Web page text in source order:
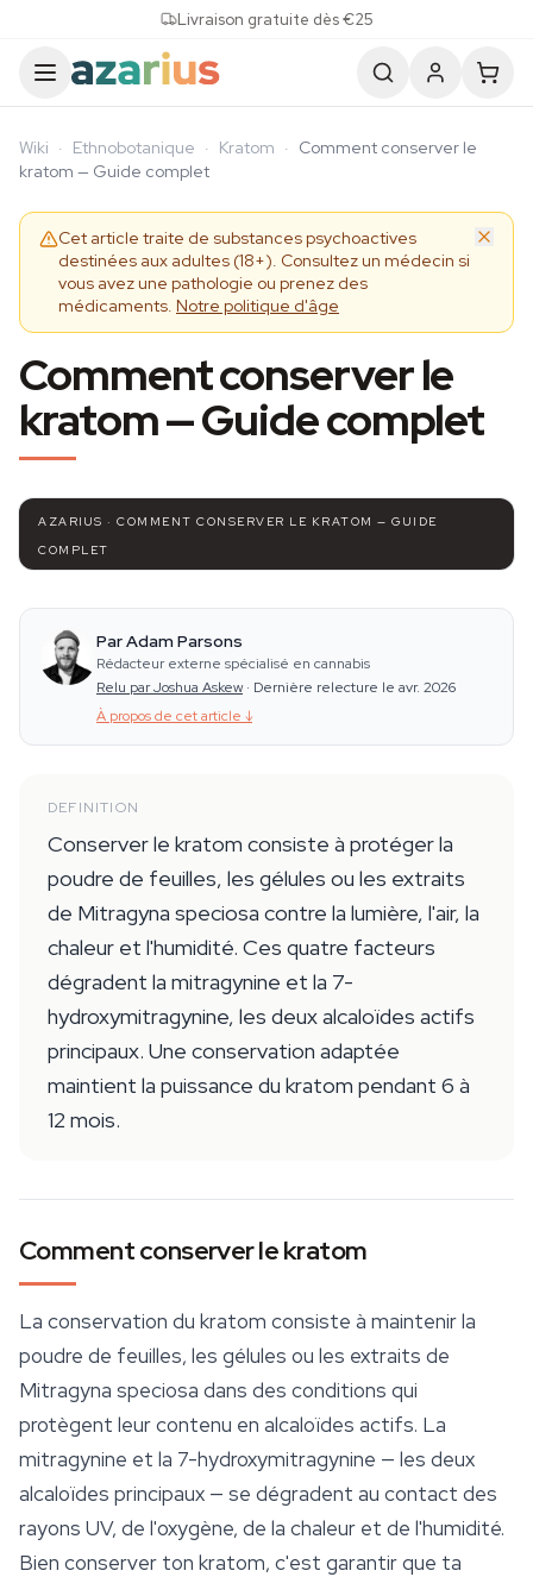
Livraison gratuite dès €25
Wiki · Ethnobotanique · Kratom · Comment conserver le
kratom — Guide complet
Cet article traite de substances psychoactives
destinées aux adultes (18+). Consultez un médecin si
vous avez une pathologie ou prenez des
médicaments. Notre politique d'âge
Comment conserver le
kratom — Guide complet
AZARIUS · COMMENT CONSERVER LE KRATOM — GUIDE
COMPLET
Par Adam Parsons
Rédacteur externe spécialisé en cannabis
Relu par Joshua Askew · Dernière relecture le avr. 2026
À propos de cet article ↓
DEFINITION
Conserver le kratom consiste à protéger la
poudre de feuilles, les gélules ou les extraits
de Mitragyna speciosa contre la lumière, l'air, la
chaleur et l'humidité. Ces quatre facteurs
dégradent la mitragynine et la 7-
hydroxymitragynine, les deux alcaloïdes actifs
principaux. Une conservation adaptée
maintient la puissance du kratom pendant 6 à
12 mois.
Comment conserver le kratom
La conservation du kratom consiste à maintenir la
poudre de feuilles, les gélules ou les extraits de
Mitragyna speciosa dans des conditions qui
protègent leur contenu en alcaloïdes actifs. La
mitragynine et la 7-hydroxymitragynine — les deux
alcaloïdes principaux — se dégradent au contact des
rayons UV, de l'oxygène, de la chaleur et de l'humidité.
Bien conserver ton kratom, c'est garantir que ta